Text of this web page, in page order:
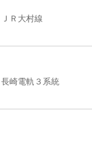
ＪＲ大村線
長崎電軌３系統